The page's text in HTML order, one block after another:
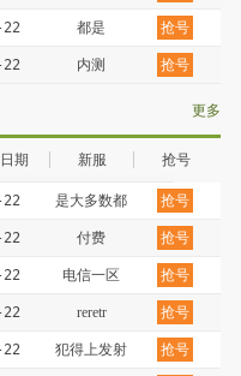
夫
都是 抢号
内测 抢号
更多
期 新服 抢号
是大多数都
是
抢号
付费 抢号
电信一区 抢号
reretr 抢号
犯得上发射 抢号